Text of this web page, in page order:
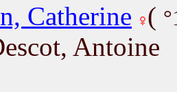
Catherine (
Antoine